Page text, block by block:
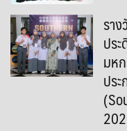
รา
ปร
มห
ปร